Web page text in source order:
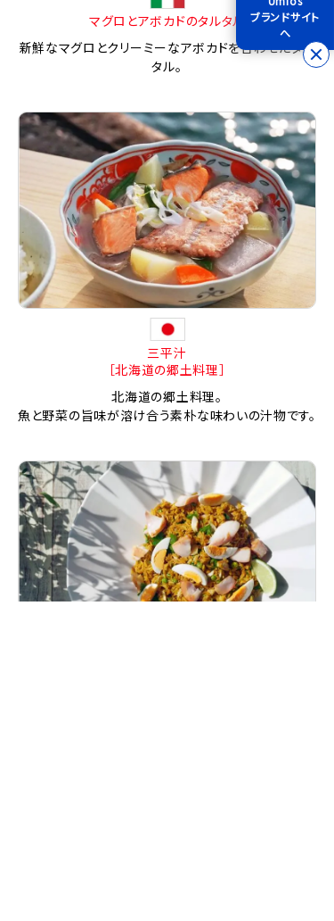
マグロとアボカドのタルタル
新鮮なマグロとクリーミーなアボカドを合わせたタル
タル。
三平汁
［北海道の郷土料理］
北海道の郷土料理。
魚と野菜の旨味が溶け合う素朴な味わいの汁物です。
ブランドサイト
へ